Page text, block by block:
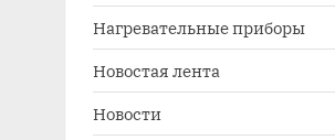
Нагревательные приборы
Новостая лента
Новости